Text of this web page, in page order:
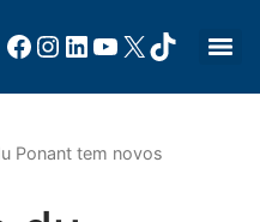
Ponant tem novos